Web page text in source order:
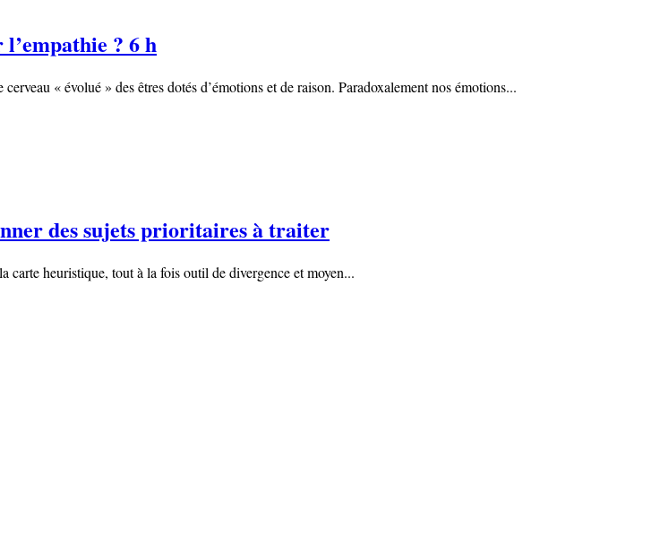
? 6 h
« évolué » des êtres dotés d’émotions et de raison. Paradoxalement nos émotions...
des sujets prioritaires à traiter
heuristique, tout à la fois outil de divergence et moyen...